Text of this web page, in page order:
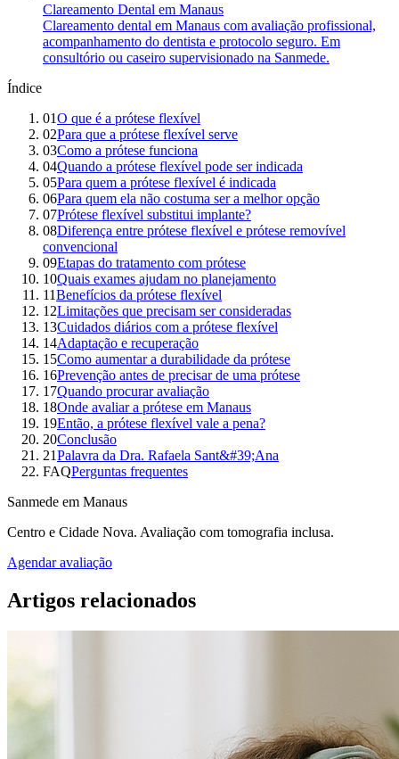
Clareamento Dental em Manaus
Clareamento dental em Manaus com avaliação profissional,
acompanhamento do dentista e protocolo seguro. Em
consultório ou caseiro supervisionado na Sanmede.
Índice
01O que é a prótese flexível
02Para que a prótese flexível serve
03Como a prótese funciona
04Quando a prótese flexível pode ser indicada
05Para quem a prótese flexível é indicada
06Para quem ela não costuma ser a melhor opção
07Prótese flexível substitui implante?
08Diferença entre prótese flexível e prótese removível
convencional
09Etapas do tratamento com prótese
10Quais exames ajudam no planejamento
11Benefícios da prótese flexível
12Limitações que precisam ser consideradas
13Cuidados diários com a prótese flexível
14Adaptação e recuperação
15Como aumentar a durabilidade da prótese
16Prevenção antes de precisar de uma prótese
17Quando procurar avaliação
18Onde avaliar a prótese em Manaus
19Então, a prótese flexível vale a pena?
20Conclusão
21Palavra da Dra. Rafaela Sant&#39;Ana
FAQPerguntas frequentes
Sanmede em Manaus
Centro e Cidade Nova. Avaliação com tomografia inclusa.
Agendar avaliação
Artigos relacionados